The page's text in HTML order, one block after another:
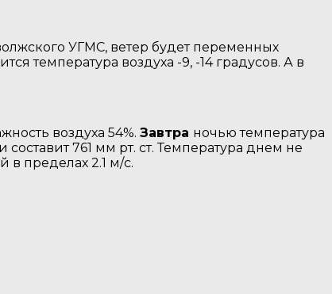
УГМС, ветер будет переменных
температура воздуха -9, -14 градусов. А в
воздуха 54%. Завтра ночью температура
761 мм рт. ст. Температура днем не
в пределах 2.1 м/с.